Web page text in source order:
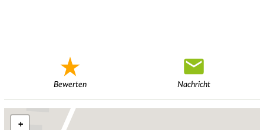
Bewerten Nachricht
+